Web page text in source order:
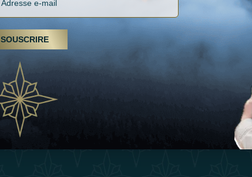
arabes unis s'imposent comme une
Evasions hivernales pour les voyageurs des
Émirats : redéfinir le voyage de luxe
10 March 2025
Inspirations
SOUSCRIRE